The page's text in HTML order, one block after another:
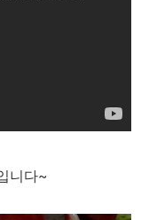
니다~